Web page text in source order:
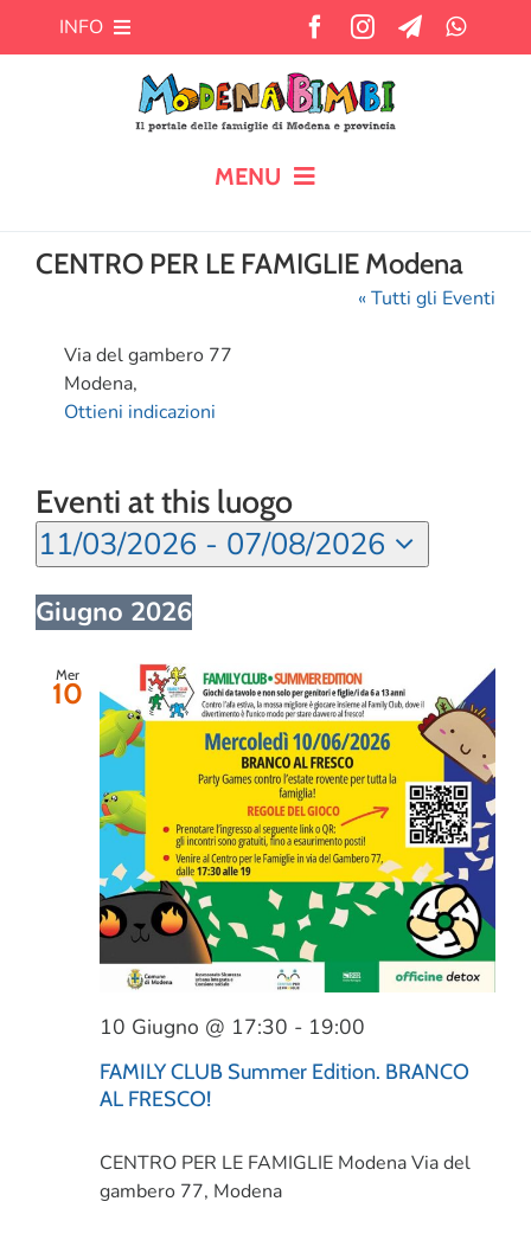
INFO
Chi siamo
Pubblicità
Contatti
MENU
HOME
TEMPO LIBERO
PUBBLICITÀ
SEGNALA UN EVENTO
CENTRO PER LE FAMIGLIE Modena
« Tutti gli Eventi
Indirizzo
Via del gambero 77
Modena,
Ottieni indicazioni
Eventi at this luogo
11/03/2026 - 07/08/2026
Seleziona
la
data.
Giugno 2026
Mer
10
FAMILY CLUB Summer Edition. BRANCO
AL FRESCO!
10 Giugno @ 17:30 - 19:00
CENTRO PER LE FAMIGLIE ModenaVia del
gambero 77, Modena